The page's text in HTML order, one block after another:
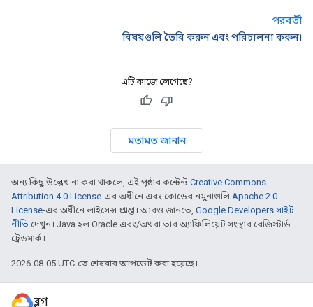
পরবর্তী
বিষয়গুলি তৈরি করুন এবং পরিচালনা করুন৷
এটি কাজে লেগেছে?
মতামত জানান
অন্য কিছু উল্লেখ না করা থাকলে, এই পৃষ্ঠার কন্টেন্ট Creative Commons
Attribution 4.0 License-এর অধীনে এবং কোডের নমুনাগুলিApache 2.0
License-এর অধীনে লাইসেন্স প্রাপ্ত। আরও জানতে, Google Developers সাইট
নীতি দেখুন। Java হল Oracle এবং/অথবা তার অ্যাফিলিয়েট সংস্থার রেজিস্টার্ড
ট্রেডমার্ক।
2026-08-05 UTC-তে শেষবার আপডেট করা হয়েছে।
ব্লগ